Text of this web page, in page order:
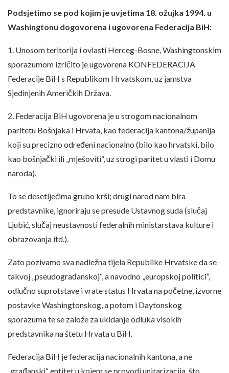
Podsjetimo se pod kojim je uvjetima 18. ožujka 1994. u
Washingtonu dogovorena i ugovorena Federacija BiH:
1. Unosom teritorija i ovlasti Herceg-Bosne, Washingtonskim
sporazumom izričito je ugovorena KONFEDERACIJA
Federacije BiH s Republikom Hrvatskom, uz jamstva
Sjedinjenih Američkih Država.
2. Federacija BiH ugovorena je u strogom nacionalnom
paritetu Bošnjaka i Hrvata, kao federacija kantona/županija
koji su precizno određeni nacionalno (bilo kao hrvatski, bilo
kao bošnjački ili „mješoviti“, uz strogi paritet u vlasti i Domu
naroda).
To se desetljećima grubo krši; drugi narod nam bira
predstavnike, ignoriraju se presude Ustavnog suda (slučaj
Ljubić, slučaj neustavnosti federalnih ministarstava kulture i
obrazovanja itd.).
Zato pozivamo sva nadležna tijela Republike Hrvatske da se
takvoj „pseudograđanskoj“, a navodno „europskoj politici“,
odlučno suprotstave i vrate status Hrvata na početne, izvorne
postavke Washingtonskog, a potom i Daytonskog
sporazuma te se založe za ukidanje odluka visokih
predstavnika na štetu Hrvata u BiH.
Federacija BiH je federacija nacionalnih kantona, a ne
„građanski“ entitet u kojem se provodi unitarizacija, što